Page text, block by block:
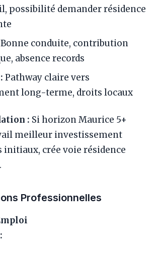
possibilité demander résidence
Bonne conduite, contribution
absence records
Pathway claire vers
long-terme, droits locaux
: Si horizon Maurice 5+
meilleur investissement
initiaux, crée voie résidence
Professionnelles